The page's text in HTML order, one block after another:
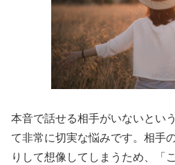
本音で話せる相手がいないとい
て非常に切実な悩みです。相手
りして想像してしまうため、「